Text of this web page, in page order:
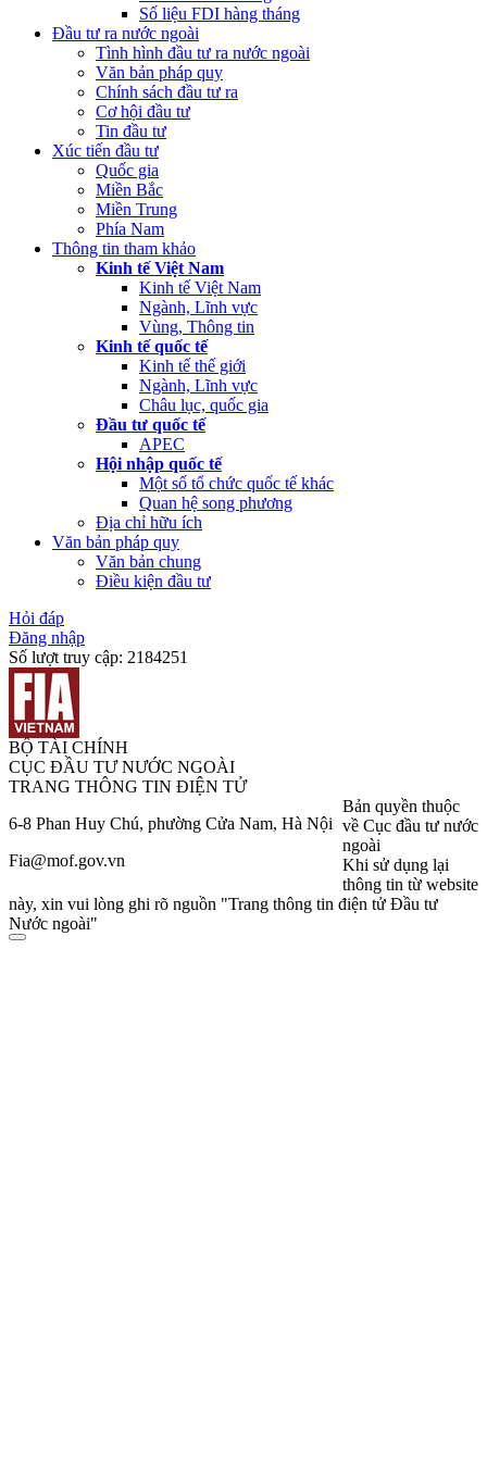
Số liệu FDI hàng tháng
Đầu tư ra nước ngoài
Tình hình đầu tư ra nước ngoài
Văn bản pháp quy
Chính sách đầu tư ra
Cơ hội đầu tư
Tin đầu tư
Xúc tiến đầu tư
Quốc gia
Miền Bắc
Miền Trung
Phía Nam
Thông tin tham khảo
Kinh tế Việt Nam
Kinh tế Việt Nam
Ngành, Lĩnh vực
Vùng, Thông tin
Kinh tế quốc tế
Kinh tế thế giới
Ngành, Lĩnh vực
Châu lục, quốc gia
Đầu tư quốc tế
APEC
Hội nhập quốc tế
Một số tổ chức quốc tế khác
Quan hệ song phương
Địa chỉ hữu ích
Văn bản pháp quy
Văn bản chung
Điều kiện đầu tư
Hỏi đáp
Đăng nhập
Số lượt truy cập: 2184251
BỘ TÀI CHÍNH
CỤC ĐẦU TƯ NƯỚC NGOÀI
TRANG THÔNG TIN ĐIỆN TỬ
6-8 Phan Huy Chú, phường Cửa Nam, Hà Nội
Fia@mof.gov.vn
Bản quyền thuộc
về Cục đầu tư nước
ngoài
Khi sử dụng lại
thông tin từ website
này, xin vui lòng ghi rõ nguồn "Trang thông tin điện tử Đầu tư
Nước ngoài"